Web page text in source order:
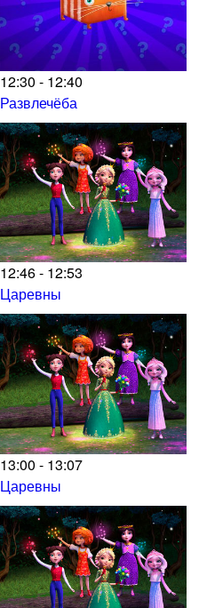
12:30 - 12:40
Развлечёба
12:46 - 12:53
Царевны
13:00 - 13:07
Царевны